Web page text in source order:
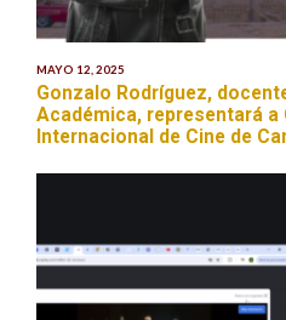
MAYO 12, 2025
Gonzalo Rodríguez,
Académica, representará a
Internacional de Cine de